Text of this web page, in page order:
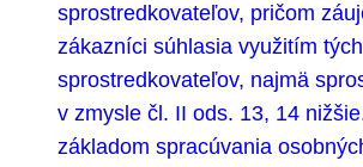
sprostredkovateľov, pričom
zákazníci súhlasia využitím
sprostredkovateľov, najmä
v zmysle čl. II ods. 13, 14
základom spracúvania